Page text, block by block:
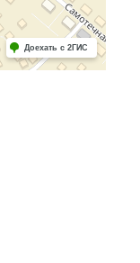
Доехать с 2ГИС